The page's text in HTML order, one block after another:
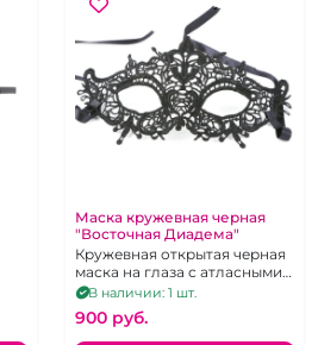
Маска кружевная черная
"Восточная Диадема"
Кружевная открытая черная
маска на глаза с атласными
завязочками
В наличии: 1 шт.
900 pуб.